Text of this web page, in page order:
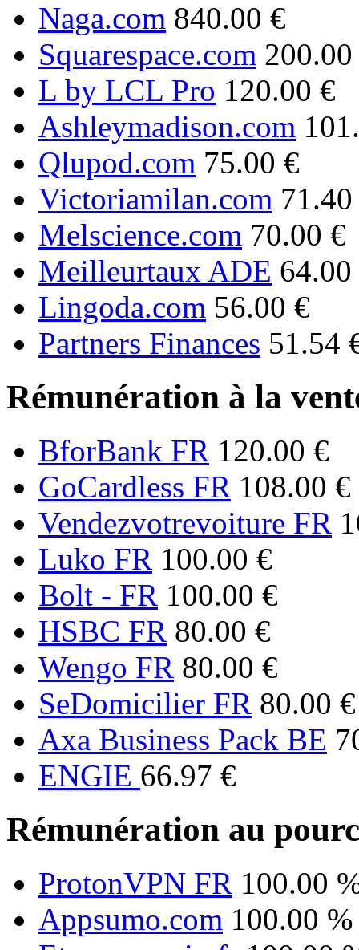
Naga.com 840.00 €
Squarespace.com
L by LCL Pro 120.00 €
Ashleymadison.com
Qlupod.com 75.00 €
Victoriamilan.com
Melscience.com 70.00 €
Meilleurtaux ADE 64.00
Lingoda.com 56.00 €
Partners Finances 51.54
Rémunération à la
BforBank FR 120.00 €
GoCardless FR 108.00 €
Vendezvotrevoiture FR
Luko FR 100.00 €
Bolt - FR 100.00 €
HSBC FR 80.00 €
Wengo FR 80.00 €
SeDomicilier FR 80.00 €
Axa Business Pack BE
ENGIE 66.97 €
Rémunération au
ProtonVPN FR 100.00
Appsumo.com 100.00 %